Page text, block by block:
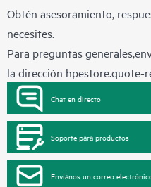
Obtén asesoramiento,
necesites.
Para preguntas
la dirección hpestore.quote-
Chat en directo
Soporte para productos
Envíanos un correo